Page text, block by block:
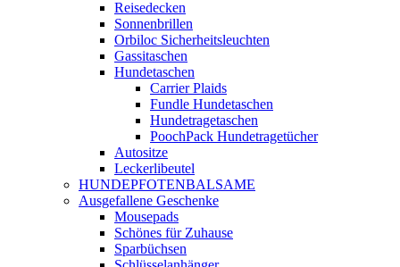
Reisedecken
Sonnenbrillen
Orbiloc Sicherheitsleuchten
Gassitaschen
Hundetaschen
Carrier Plaids
Fundle Hundetaschen
Hundetragetaschen
PoochPack Hundetragetücher
Autositze
Leckerlibeutel
HUNDEPFOTENBALSAME
Ausgefallene Geschenke
Mousepads
Schönes für Zuhause
Sparbüchsen